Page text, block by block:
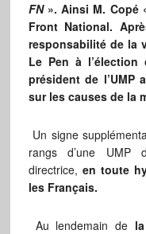
FN». Ainsi M. Copé
Front National.
responsabilité de la
Le Pen à l’élection
président de l’UMP
sur les causes de la
Un signe
rangs d’une UMP
directrice, en toute
les Français.
Au lendemain de